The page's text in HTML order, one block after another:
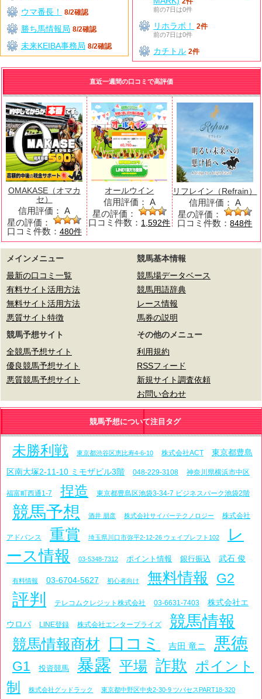
前の7日は0件
リホラボ！
2件
前の7日は0件
カチトル 2件
ウマ番長！ 8/2確認
勝ち馬情報局 8/2確認
未来KEIBA事務局 8/2確認
直近一週間の口コミで高評価
OMAKASE（オマカ
セ）
信用評価： A
星の評価：
口コミ件数： 480件
オールウイン
信用評価： A
星の評価：
口コミ件数： 1,592件
リフレイン（Refrain）
信用評価： A
星の評価：
口コミ件数：848件
メインメニュー
最新の口コミ一覧
有料サイト活用方法
無料サイト活用方法
悪質サイト特徴
競馬基本情報
競馬場データベース
競馬用語辞典
レース情報
馬券の説明
競馬予想サイト
全競馬予想サイト
優良競馬予想サイト
悪質競馬予想サイト
その他のメニュー
利用規約
RSSフィード
新規サイト調査依頼
お問い合わせ
競馬予想について注目タグ
未勝利戦 東京都渋谷区恵比寿4-6-10 株式会社ACT 東京都豊島
区南大塚2-11-10 ミモザビル3階 048-229-3108 神奈川県横浜市中区
福富町西通1-7 捏造 東京都豊島区池袋3-34-7 ビジネスパーク池袋2階
競馬予想 酒井 朋彦 株式会社サイバーテクノロジー 株式会社
アドバンス 重賞 埼玉県川口市弥平2-12-26 ウェイブレフト102
レ
ース情報
03-5348-7312 ポイント情報 銀行振込 武石 俊
有料情報 03-6704-5627 初心者向け 無料情報 G2
評判 テレコムクレジット株式会社 03-6631-7403 株式会社エ
ウロパ LINE登録 株式会社エンタープライズ 競馬情報
競馬情報商材 口コミ 吉田 竜ニ 悪徳
G1 投資競馬 暴露 平場 詐欺
ポイント
制
株式会社グッドラック 東京都中野区中央2-30-9 ツバセスPART18-320